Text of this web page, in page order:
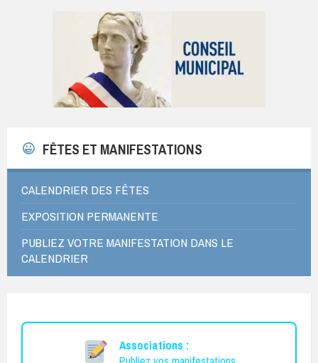
FÊTES ET MANIFESTATIONS
CALENDRIER DES FÊTES
EXPOSITION PERMANENTE
PUBLIEZ VOTRE MANIFESTATION DANS LE
CALENDRIER
Associations :